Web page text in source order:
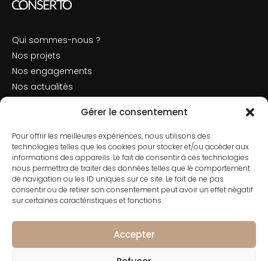
Gérer le consentement
Pour offrir les meilleures expériences, nous utilisons des
technologies telles que les cookies pour stocker et/ou accéder aux
informations des appareils. Le fait de consentir à ces technologies
nous permettra de traiter des données telles que le comportement
de navigation ou les ID uniques sur ce site. Le fait de ne pas
consentir ou de retirer son consentement peut avoir un effet négatif
sur certaines caractéristiques et fonctions.
Accepter
Qui sommes-nous ?
Nos projets
Nos engagements
Nos actualités
Politique de cookies
Nous contacter
Contact
01 42 66 50 70
182 Rue de Rivoli, 75001 Paris